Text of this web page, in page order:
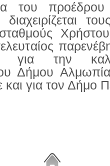
του προέδρου
για την
Δήμου
και για τον Δήμο